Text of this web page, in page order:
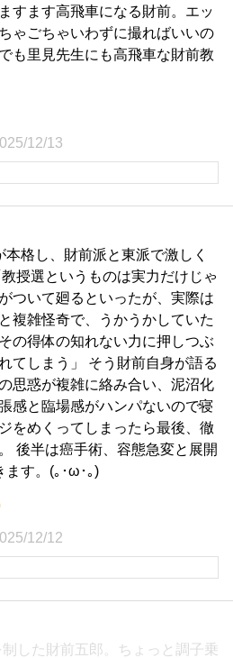
すます高飛車になる財前。エッ
ゃごちゃいわずに撮ればいいの
も里見先生にも高飛車な財前教
12/13
本格し、財前派と東派で激しく
授選というものは実力だけじゃ
ついて廻るといったが、実際は
複雑怪奇で、うかうかしていた
の得体の知れない力に押しつぶ
てしまう」 そう財前自身が語る
思惑が複雑に絡み合い、泥沼化
感と臨場感がハンパないので寝
をめくってしまったら最後、徹
後半は癌手術、容態急変と展開
ます。(｡･ω･｡)
12/12
した財前五郎。ちょっと調子乗